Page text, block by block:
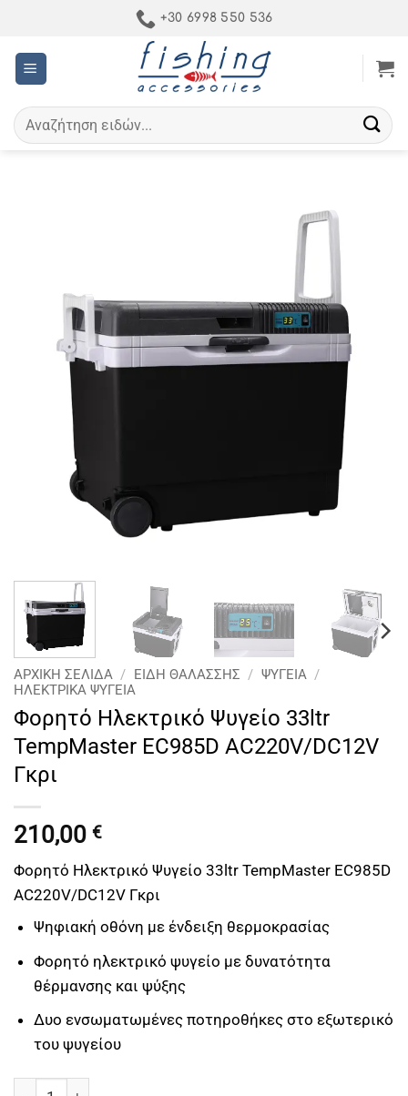
περιεχόμενο
+30 6998 550 536
Αναζήτηση
για:
ΑΡΧΙΚΉ ΣΕΛΊΔΑ / ΕΙΔΗ ΘΑΛΑΣΣΗΣ / ΨΥΓΕΊΑ /
ΗΛΕΚΤΡΙΚΆ ΨΥΓΕΙΑ
Φορητό Ηλεκτρικό Ψυγείο 33ltr
TempMaster EC985D AC220V/DC12V
Γκρι
210,00 €
Φορητό Ηλεκτρικό Ψυγείο 33ltr TempMaster EC985D
AC220V/DC12V Γκρι
Ψηφιακή οθόνη με ένδειξη θερμοκρασίας
Φορητό ηλεκτρικό ψυγείο με δυνατότητα
θέρμανσης και ψύξης
Δυο ενσωματωμένες ποτηροθήκες στο εξωτερικό
του ψυγείου